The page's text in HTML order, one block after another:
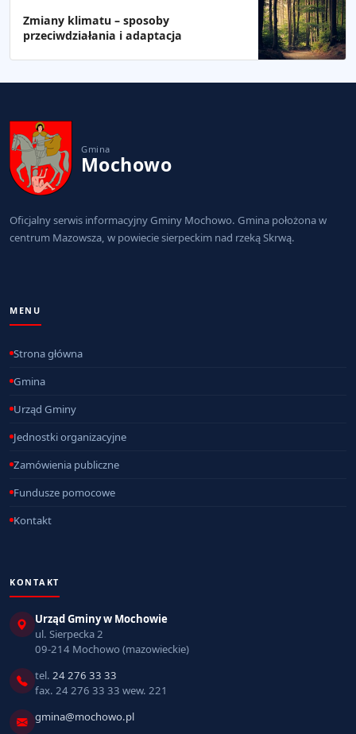
Zmiany klimatu – sposoby
przeciwdziałania i adaptacja
Gmina
Mochowo
Oficjalny serwis informacyjny Gminy Mochowo. Gmina położona w
centrum Mazowsza, w powiecie sierpeckim nad rzeką Skrwą.
MENU
Strona główna
Gmina
Urząd Gminy
Jednostki organizacyjne
Zamówienia publiczne
Fundusze pomocowe
Kontakt
KONTAKT
Urząd Gminy w Mochowie
ul. Sierpecka 2
09-214 Mochowo (mazowieckie)
tel. 24 276 33 33
fax. 24 276 33 33 wew. 221
gmina@mochowo.pl